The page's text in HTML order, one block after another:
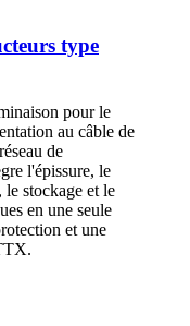
type
pour le
au câble de
de
l'épissure, le
stockage et le
en une seule
et une